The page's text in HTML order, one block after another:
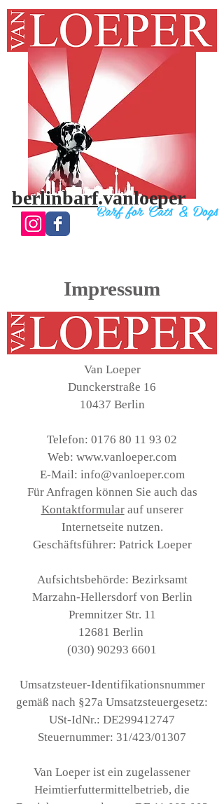
Barf for Cats & Dogs
berlinbarf.vanloeper
Impressum
Van Loeper
Dunckerstraße 16
10437 Berlin
Telefon: 0176 80 11 93 02
Web: www.vanloeper.com
E-Mail: info@vanloeper.com
Für Anfragen können Sie auch das
Kontaktformularauf unserer
Internetseite nutzen.
Geschäftsführer: Patrick Loeper
Aufsichtsbehörde: Bezirksamt
Marzahn-Hellersdorf von Berlin
Premnitzer Str. 11
12681 Berlin
(030) 90293 6601
Umsatzsteuer-Identifikationsnummer
gemäß nach §27a Umsatzsteuergesetz:
USt-IdNr.: DE299412747
Steuernummer: 31/423/01307
Van Loeper ist ein zugelassener
Heimtierfuttermittelbetrieb, die